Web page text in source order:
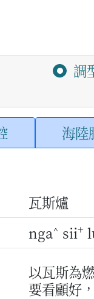
調
海陸
瓦斯爐
nga^ sii+
以瓦斯為
要看顧好